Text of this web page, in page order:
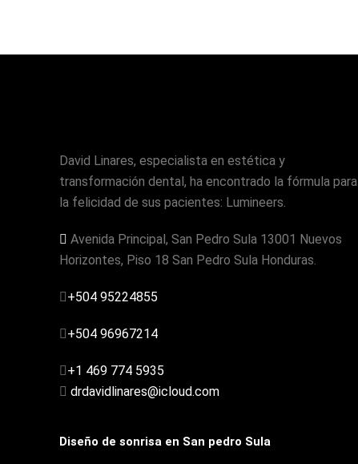
David Linares, especialista en estética y
transformación dental, ha encontrado la fórmula para
la felicidad de sus pacientes: Lumineers.
Avenida Principal, San Pedro Sula 13001 Nuevos
Horizontes, Piso 18 San Pedro Sula Honduras.
+504 95224855
+504 96967214
+1 469 774 5935
drdavidlinares@icloud.com
Diseño de sonrisa en San pedro Sula